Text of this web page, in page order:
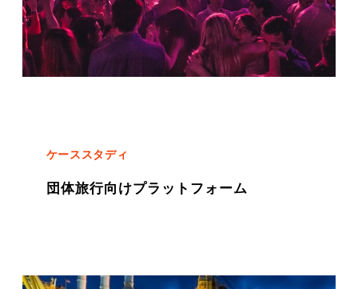
ケーススタディ
団体旅行向けプラットフォーム
もっと読む